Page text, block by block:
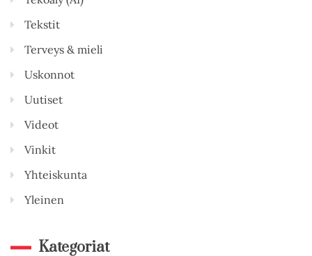
Tekstit
Terveys & mieli
Uskonnot
Uutiset
Videot
Vinkit
Yhteiskunta
Yleinen
Kategoriat